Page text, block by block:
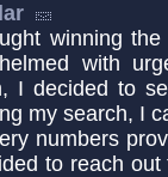
winning
with
I decided to
my search, I
numbers
to reach